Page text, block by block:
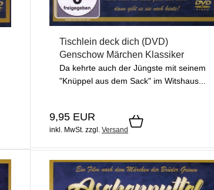
Tischlein deck dich (DVD)
Genschow Märchen Klassiker
Da kehrte auch der Jüngste mit seinem
"Knüppel aus dem Sack" im Witshaus...
9,95 EUR
inkl. MwSt. zzgl. Versand